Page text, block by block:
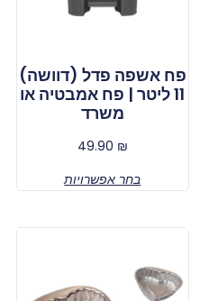
פח אשפה פדל (דוושה)
11 ליטר | פח אמבטיה או
משרד
49.90 ₪
בחר אפשרויות